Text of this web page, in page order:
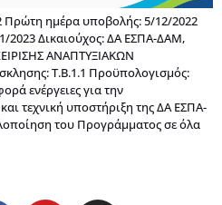
Πρώτη ημέρα υποβολής: 5/12/2022
2023 Δικαιούχος: ΔΑ ΕΣΠΑ-ΔΑΜ,
ΑΝΑΠΤΥΞΙΑΚΩΝ
Τ.Β.1.1 Προϋπολογισμός:
ενέργειες για την
τεχνική υποστήριξη της ΔΑ ΕΣΠΑ-
του Προγράμματος σε όλα